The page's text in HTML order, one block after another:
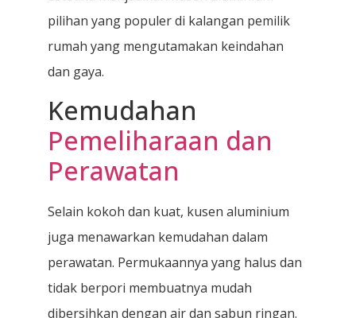
pilihan yang populer di kalangan pemilik
rumah yang mengutamakan keindahan
dan gaya.
Kemudahan
Pemeliharaan dan
Perawatan
Selain kokoh dan kuat, kusen aluminium
juga menawarkan kemudahan dalam
perawatan. Permukaannya yang halus dan
tidak berpori membuatnya mudah
dibersihkan dengan air dan sabun ringan.